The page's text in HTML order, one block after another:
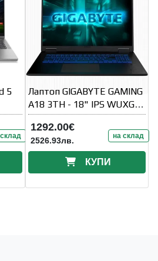
5
Лаптоп GIGABYTE GAMING
A18 3TH - 18" IPS WUXGA
165Hz
1292.00€
2526.93лв. на склад
КУПИ